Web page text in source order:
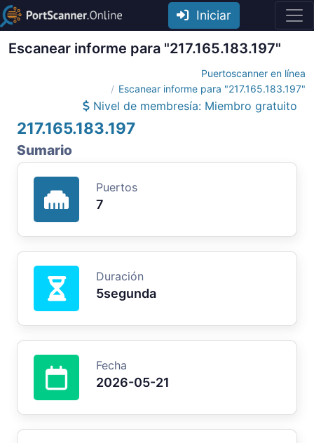
Iniciar
Escanear informe para "217.165.183.197"
Puertoscanner en línea
Escanear informe para "217.165.183.197"
Nivel de membresía: Miembro gratuito
217.165.183.197
Sumario
Puertos
7
Duración
5segunda
Fecha
2026-05-21